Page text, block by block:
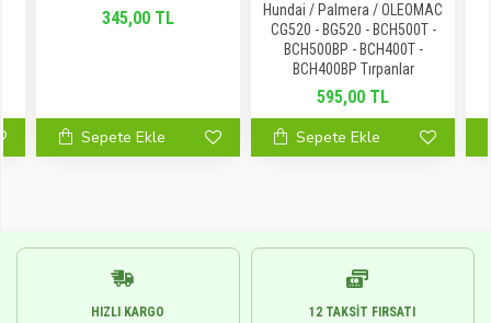
345,00 TL
Sepete Ekle
Hundai / Palmera / OLEOMAC
CG520 - BG520 - BCH500T -
BCH500BP - BCH400T -
BCH400BP Tırpanlar
595,00 TL
Sepete Ekle
HIZLI KARGO
12 TAKSIT FIRSATI